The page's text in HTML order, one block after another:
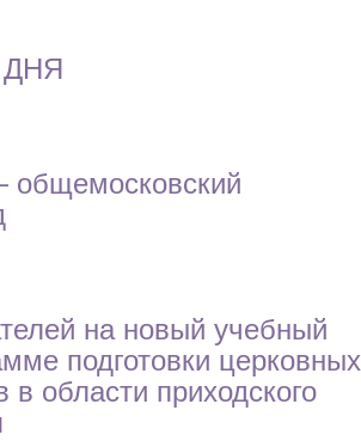
общемосковский
на новый учебный
подготовки церковных
в области приходского